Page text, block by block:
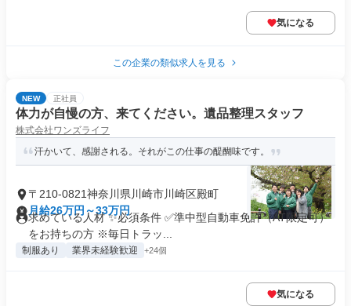
気になる
この企業の類似求人を見る
NEW 正社員
体力が自慢の方、来てください。遺品整理スタッフ
株式会社ワンズライフ
汗かいて、感謝される。それがこの仕事の醍醐味です。
〒210-0821神奈川県川崎市川崎区殿町
月給26万円～33万円
求めている人材 ✨必須条件 ✅準中型自動車免許（AT限定可）
をお持ちの方 ※毎日トラッ...
制服あり 業界未経験歓迎 +24個
気になる